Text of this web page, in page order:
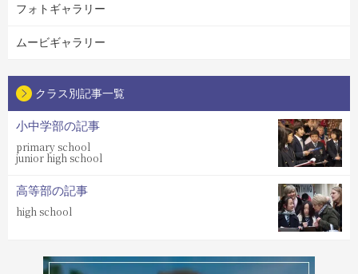
フォトギャラリー
ムービギャラリー
クラス別記事一覧
小中学部の記事
primary school
junior high school
高等部の記事
high school